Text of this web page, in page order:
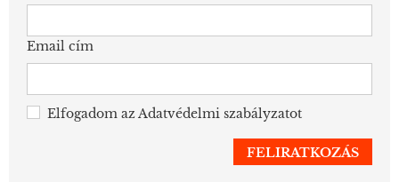
Email cím
Elfogadom az Adatvédelmi szabályzatot